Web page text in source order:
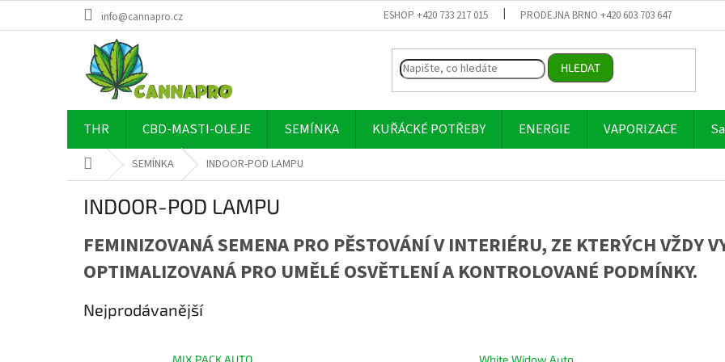
info@cannapro.cz ESHOP +420 733 217 015 PRODEJNA BRNO +420 603 703 647
HLEDAT
THR CBD-MASTI-OLEJE SEMÍNKA KUŘÁCKÉ POTŘEBY ENERGIE VAPORIZACE
Domů SEMÍNKA INDOOR-POD LAMPU
INDOOR-POD LAMPU
FEMINIZOVANÁ SEMENA PRO PĚSTOVÁNÍ V INTERIÉRU, ZE KTERÝCH VŽDY
OPTIMALIZOVANÁ PRO UMĚLÉ OSVĚTLENÍ A KONTROLOVANÉ PODMÍNKY.
Nejprodávanější
MIX PACK AUTO White Widow Auto